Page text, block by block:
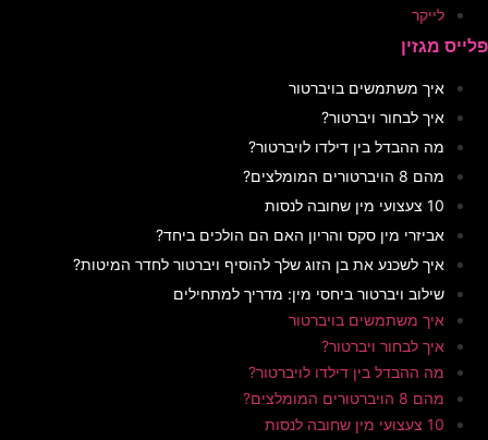
בויברטור
ויברטור?
בין דילדו לויברטור?
מין סקס והריון האם הם הולכים ביחד?
את בן הזוג שלך להוסיף ויברטור לחדר המיטות?
ביחסי מין: מדריך למתחילים
בויברטור
ויברטור?
בין דילדו לויברטור?